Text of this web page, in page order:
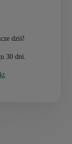
dziś!
30 dni.